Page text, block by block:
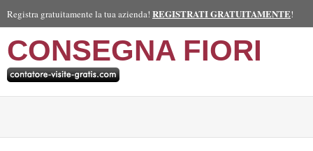
Registra gratuitamente la tua azienda! REGISTRATI GRATUITAMENTE!
CONSEGNA FIORI